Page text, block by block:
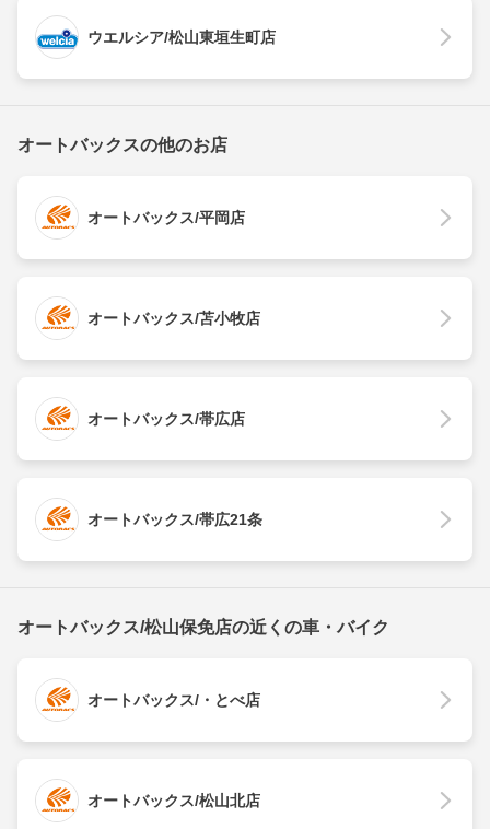
ウエルシア/松山東垣生町店
オートバックスの他のお店
オートバックス/平岡店
オートバックス/苫小牧店
オートバックス/帯広店
オートバックス/帯広21条
オートバックス/松山保免店の近くの車・バイク
オートバックス/・とべ店
オートバックス/松山北店